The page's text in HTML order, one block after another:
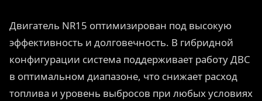
Двигатель NR15 оптимизирован под высокую
эффективность и долговечность. В гибридной
конфигурации система поддерживает работу ДВС
в оптимальном диапазоне, что снижает расход
топлива и уровень выбросов при любых условиях